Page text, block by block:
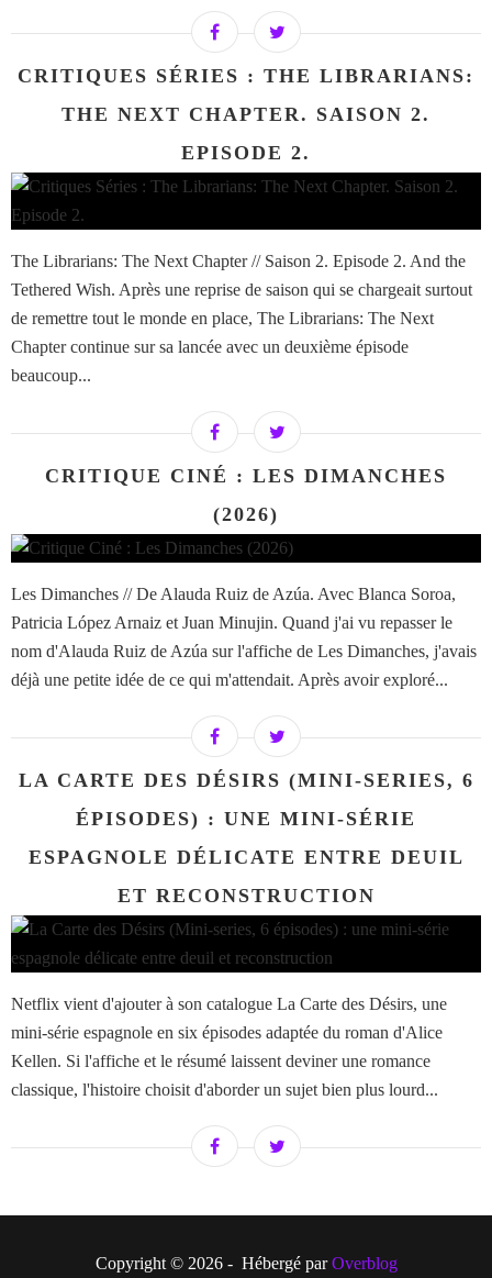
CRITIQUES SÉRIES : THE LIBRARIANS:
THE NEXT CHAPTER. SAISON 2.
EPISODE 2.
The Librarians: The Next Chapter // Saison 2. Episode 2. And the
Tethered Wish. Après une reprise de saison qui se chargeait surtout
de remettre tout le monde en place, The Librarians: The Next
Chapter continue sur sa lancée avec un deuxième épisode
beaucoup...
CRITIQUE CINÉ : LES DIMANCHES
(2026)
Les Dimanches // De Alauda Ruiz de Azúa. Avec Blanca Soroa,
Patricia López Arnaiz et Juan Minujin. Quand j'ai vu repasser le
nom d'Alauda Ruiz de Azúa sur l'affiche de Les Dimanches, j'avais
déjà une petite idée de ce qui m'attendait. Après avoir exploré...
LA CARTE DES DÉSIRS (MINI-SERIES, 6
ÉPISODES) : UNE MINI-SÉRIE
ESPAGNOLE DÉLICATE ENTRE DEUIL
ET RECONSTRUCTION
Netflix vient d'ajouter à son catalogue La Carte des Désirs, une
mini-série espagnole en six épisodes adaptée du roman d'Alice
Kellen. Si l'affiche et le résumé laissent deviner une romance
classique, l'histoire choisit d'aborder un sujet bien plus lourd...
Copyright © 2026 - Hébergé parOverblog